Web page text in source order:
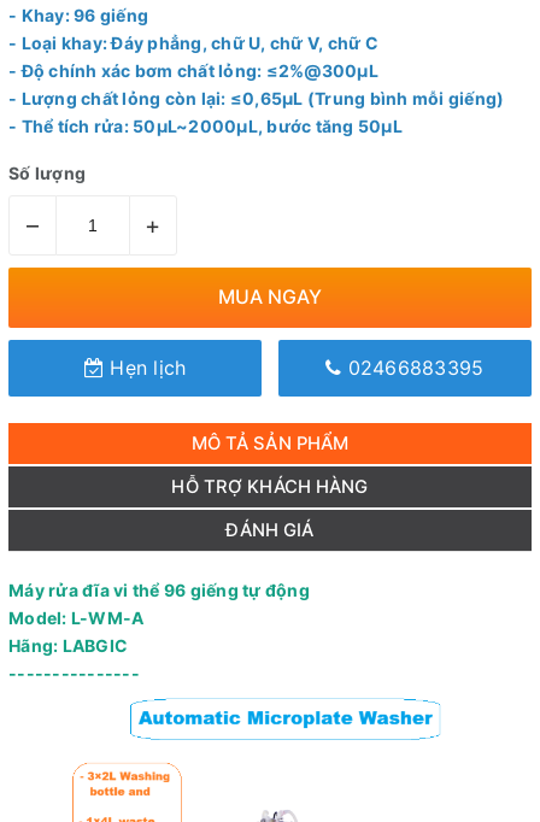
- Khay: 96 giếng
- Loại khay: Đáy phẳng, chữ U, chữ V, chữ C
- Độ chính xác bơm chất lỏng: ≤2%@300μL
- Lượng chất lỏng còn lại: ≤0,65μL (Trung bình mỗi giếng)
- Thể tích rửa: 50μL~2000μL, bước tăng 50μL
Số lượng
– +
MUA NGAY
Hẹn lịch 02466883395
MÔ TẢ SẢN PHẨM
HỖ TRỢ KHÁCH HÀNG
ĐÁNH GIÁ
Máy rửa đĩa vi thể 96 giếng tự động
Model: L-WM-A
Hãng: LABGIC
---------------